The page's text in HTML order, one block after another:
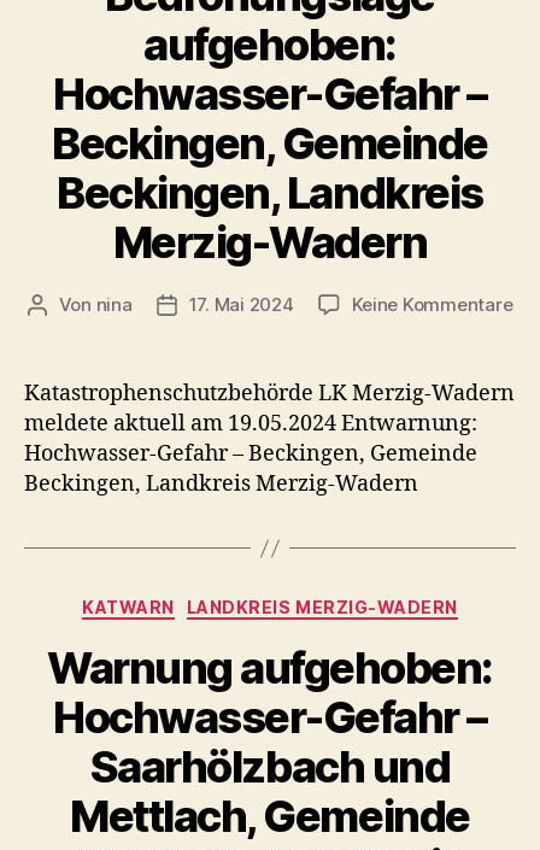
aufgehoben:
Hochwasser-Gefahr –
Beckingen, Gemeinde
Beckingen, Landkreis
Merzig-Wadern
Beitragsautor
Von nina Veröffentlichungsdatum
17. Mai 2024 Keine Kommentarezu
Katastrophenschutzbehörde LK Merzig-Wadern
meldete aktuell am 19.05.2024 Entwarnung:
Hochwasser-Gefahr – Beckingen, Gemeinde
Beckingen, Landkreis Merzig-Wadern
Kategorien
KATWARN LANDKREIS MERZIG-WADERN
Warnung aufgehoben:
Hochwasser-Gefahr –
Saarhölzbach und
Mettlach, Gemeinde